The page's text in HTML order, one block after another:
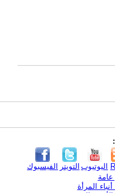
الفيسبوك التويتر اليوتيوب
عامة
المرأة